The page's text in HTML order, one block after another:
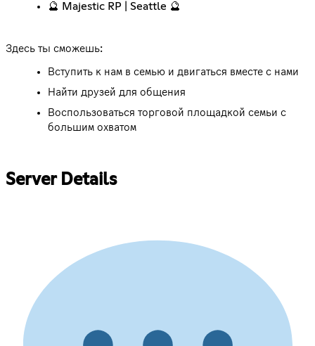
🔮 Majestic RP | Seattle 🔮
Здесь ты сможешь:
Вступить к нам в семью и двигаться вместе с нами
Найти друзей для общения
Воспользоваться торговой площадкой семьи с
большим охватом
Server Details